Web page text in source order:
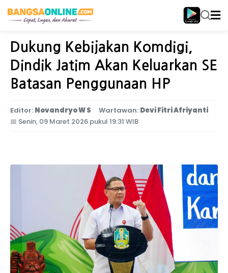
Home Jawa Timur
Dukung Kebijakan Komdigi,
Dindik Jatim Akan Keluarkan SE
Batasan Penggunaan HP
Editor: Novandryo W S Wartawan: Devi Fitri Afriyanti
📅 Senin, 09 Maret 2026 pukul 19:31 WIB